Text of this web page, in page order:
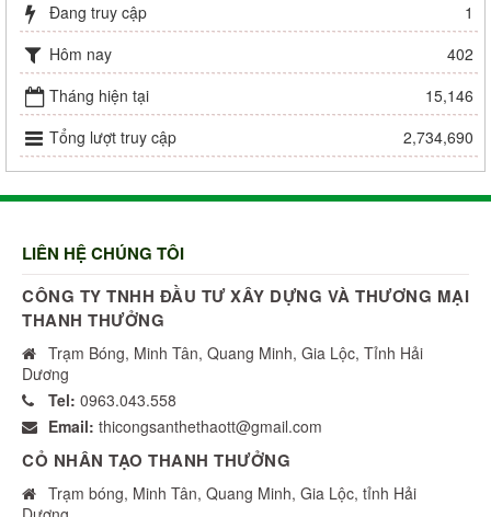
Đang truy cập
1
Hôm nay
402
Tháng hiện tại
15,146
Tổng lượt truy cập
2,734,690
LIÊN HỆ CHÚNG TÔI
CÔNG TY TNHH ĐẦU TƯ XÂY DỰNG VÀ THƯƠNG MẠI
THANH THƯỞNG
Trạm Bóng, Minh Tân, Quang Minh, Gia Lộc, Tỉnh Hải
Dương
Tel: 0963.043.558
Email: thicongsanthethaott@gmail.com
CỎ NHÂN TẠO THANH THƯỞNG
Trạm bóng, Minh Tân, Quang Minh, Gia Lộc, tỉnh Hải